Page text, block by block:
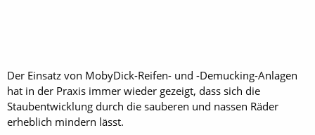
Der Einsatz von MobyDick-Reifen- und -Demucking-Anlagen
hat in der Praxis immer wieder gezeigt, dass sich die
Staubentwicklung durch die sauberen und nassen ­Räder
erheblich mindern lässt.